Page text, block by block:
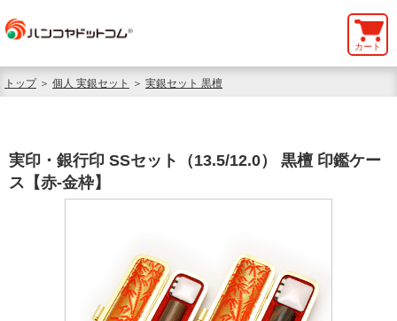
カート
トップ＞ 個人 実銀セット ＞ 実銀セット 黒檀
実印・銀行印 SSセット（13.5/12.0） 黒檀 印鑑ケー
ス【赤-金枠】